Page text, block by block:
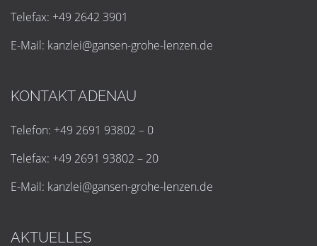
Telefax: +49 2642 3901
E-Mail: kanzlei@gansen-grohe-lenzen.de
KONTAKT ADENAU
Telefon: +49 2691 93802 – 0
Telefax: +49 2691 93802 – 20
E-Mail: kanzlei@gansen-grohe-lenzen.de
AKTUELLES